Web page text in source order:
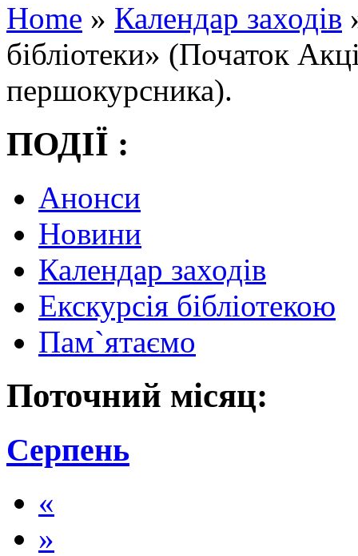
Home » Календар заходів
бібліотеки» (Початок
першокурсника).
ПОДІЇ :
Анонси
Новини
Календар заходів
Екскурсія бібліотекою
Пам`ятаємо
Поточний місяц:
Серпень
«
»